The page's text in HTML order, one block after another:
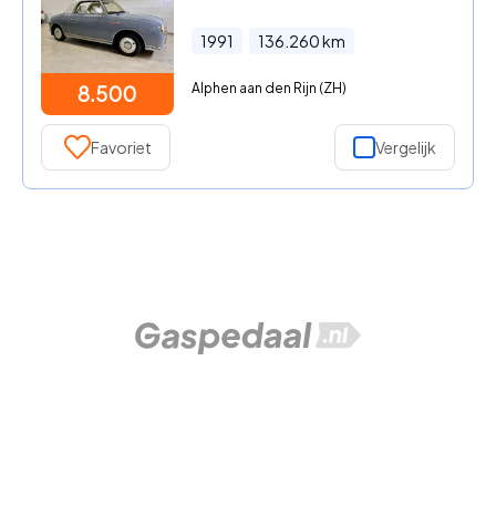
8.500
1991 136.260km
Alphen aan den Rijn (ZH)
Favoriet Vergelijk